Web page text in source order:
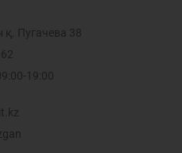
Пугачева 38
19:00